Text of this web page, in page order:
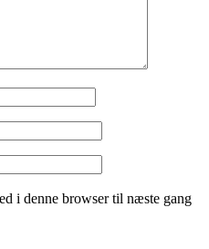
i denne browser til næste gang